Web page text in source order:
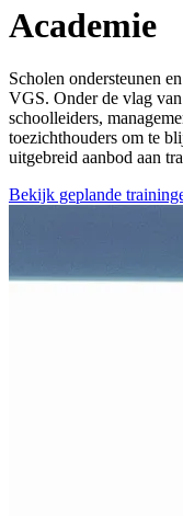
Academie
Scholen ondersteunen
VGS. Onder de vlag
schoolleiders,
toezichthouders om te
uitgebreid aanbod aan
Bekijk geplande